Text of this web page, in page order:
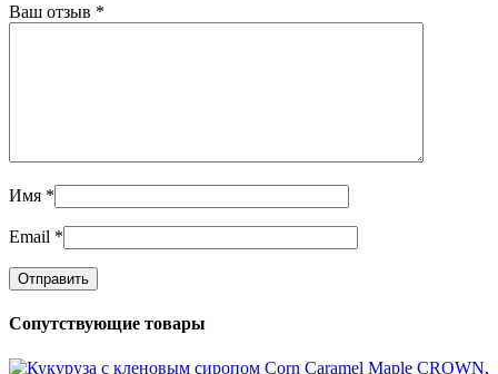
Ваш отзыв *
Имя *
Email *
Сопутствующие товары